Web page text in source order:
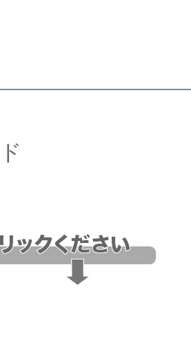
品
売
登録順 価格が安い順
価格が高い順
レビュー順